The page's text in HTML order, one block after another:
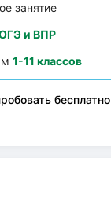
занятие
и ВПР
1-11 классов
бесплатно